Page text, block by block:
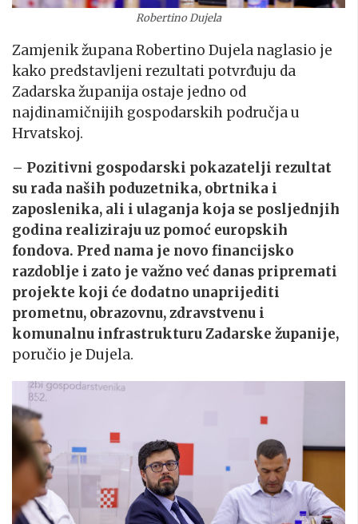
Robertino Dujela
Zamjenik župana Robertino Dujela naglasio je
kako predstavljeni rezultati potvrđuju da
Zadarska županija ostaje jedno od
najdinamičnijih gospodarskih područja u
Hrvatskoj.
– Pozitivni gospodarski pokazatelji rezultat
su rada naših poduzetnika, obrtnika i
zaposlenika, ali i ulaganja koja se posljednjih
godina realiziraju uz pomoć europskih
fondova. Pred nama je novo financijsko
razdoblje i zato je važno već danas pripremati
projekte koji će dodatno unaprijediti
prometnu, obrazovnu, zdravstvenu i
komunalnu infrastrukturu Zadarske županije,
poručio je Dujela.